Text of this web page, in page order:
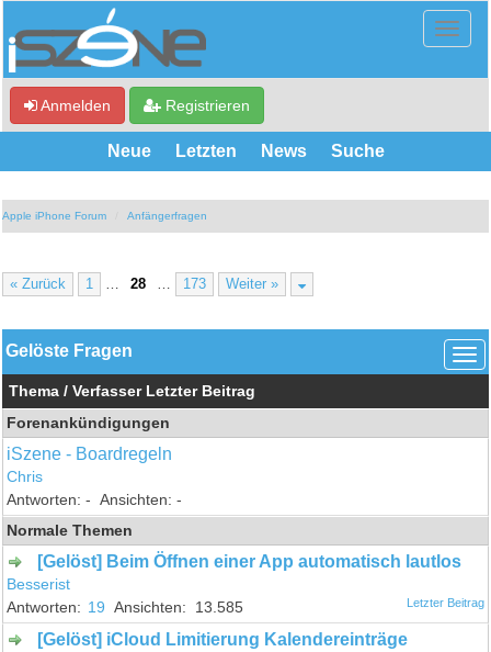
Anmelden Registrieren
Neue Letzten News Suche
Apple iPhone Forum Anfängerfragen
« Zurück 1 28 173 Weiter »
Gelöste Fragen
Thema /Verfasser Letzter Beitrag
Forenankündigungen
iSzene - Boardregeln
Chris
-
-
Normale Themen
[Gelöst] Beim Öffnen einer App automatisch lautlos
Besserist
19
13.585
[Gelöst] iCloud Limitierung Kalendereinträge